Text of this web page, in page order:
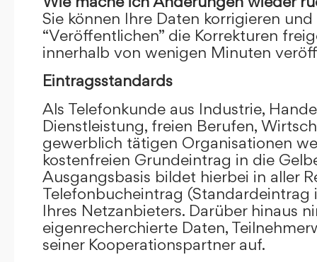
Sie können Ihre Daten korrigieren
“Veröffentlichen” die Korrekturen
innerhalb von wenigen Minuten
Eintragsstandards
Als Telefonkunde aus Industrie,
Dienstleistung, freien Berufen,
gewerblich tätigen Organisationen
kostenfreien Grundeintrag in die
Ausgangsbasis bildet hierbei in aller
Telefonbucheintrag (Standardeintrag
Ihres Netzanbieters. Darüber hinaus
eigenrecherchierte Daten,
seiner Kooperationspartner auf.